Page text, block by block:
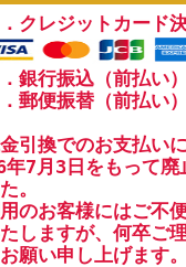
クレジットカード
銀行振込（前払い
郵便振替（前払い
引換でのお支払い
年7月3日をもって廃
。
のお客様にはご不
しますが、何卒ご
願い申し上げます